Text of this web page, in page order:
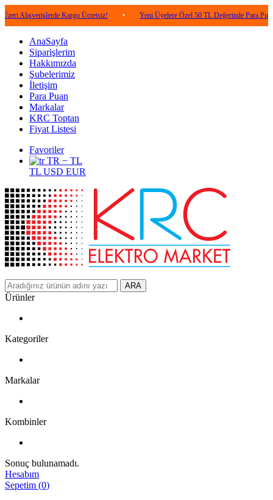
Kargo Ücretsiz! • Yeni Üyelere Özel 50 TL Değerinde Para Puan! •
AnaSayfa
Siparişlerim
Hakkımızda
Şubelerimiz
İletişim
Para Puan
Markalar
KRC Toptan
Fiyat Listesi
Favoriler
TR − TL
TL USD EUR
ARA
Ürünler
Kategoriler
Markalar
Kombinler
Sonuç bulunamadı.
Hesabım
Sepetim (0)